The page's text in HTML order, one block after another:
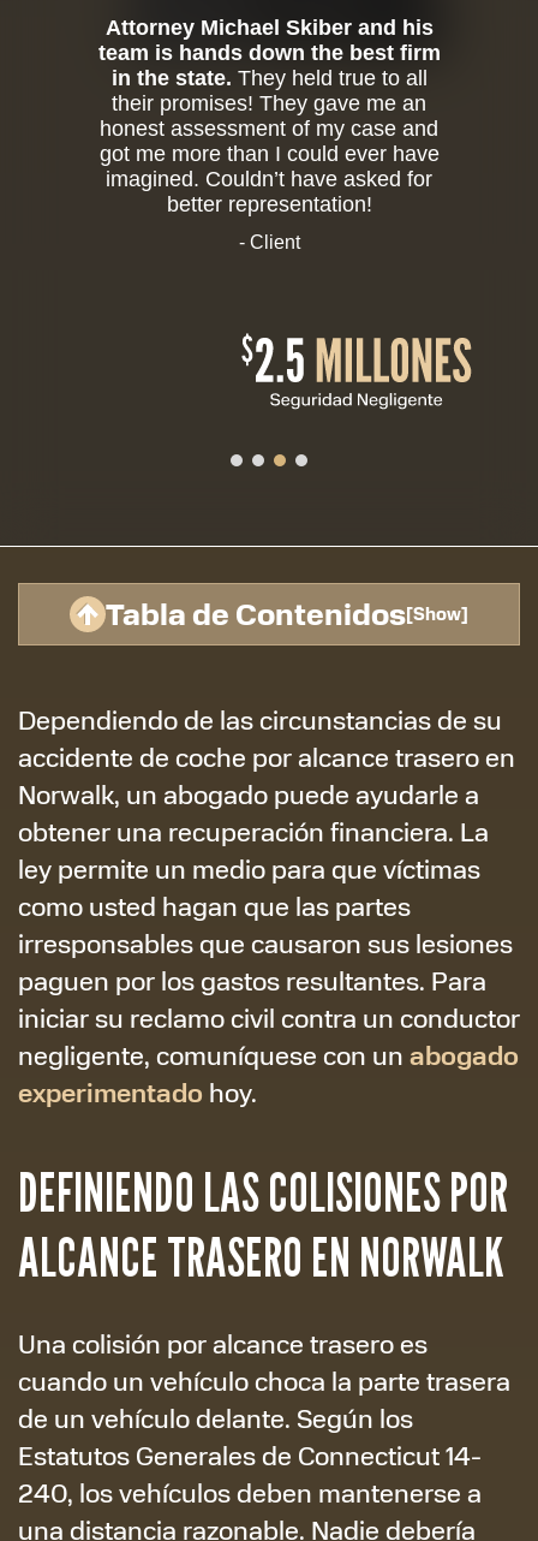
Attorney Michael Skiber and his
team is hands down the best firm
in the state. They held true to all
their promises! They gave me an
honest assessment of my case and
got me more than I could ever have
imagined. Couldn’t have asked for
better representation!
- Client
Tabla de Contenidos[Show]
Dependiendo de las circunstancias de su
accidente de coche por alcance trasero en
Norwalk, un abogado puede ayudarle a
obtener una recuperación financiera. La
ley permite un medio para que víctimas
como usted hagan que las partes
irresponsables que causaron sus lesiones
paguen por los gastos resultantes. Para
iniciar su reclamo civil contra un conductor
negligente, comuníquese con un abogado
experimentado hoy.
DEFINIENDO LAS COLISIONES POR
ALCANCE TRASERO EN NORWALK
Una colisión por alcance trasero es
cuando un vehículo choca la parte trasera
de un vehículo delante. Según los
Estatutos Generales de Connecticut 14-
240, los vehículos deben mantenerse a
una distancia razonable. Nadie debería